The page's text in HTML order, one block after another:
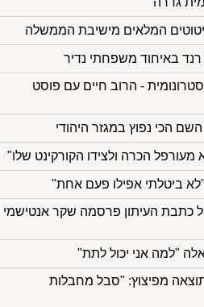
המלאים מישיבת הממשלה
רנד באיחוד משפחתי נדיר
- הרוב חיים עם פוסט
הכי נפוץ במגזר היהודי
ביטלתי אפילו פעם אחת"
כתבת העיתון פרסמה שקר אנטישמי
"למה אני יכול לתת"
מפיצוץ: "סבל מחבלות